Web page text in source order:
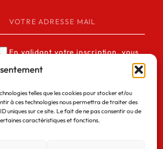
telles que les cookies pour stocker et/ou
à ces technologies nous permettra de traiter des
uniques sur ce site. Le fait de ne pas consentir ou de
caractéristiques et fonctions.
En validant votre inscription, vous
acceptez que Media12 mémorise et
utilise votre adresse email dans le but
de vous envoyer notre lettre
d’informations. Consulter notre
politique de confidentialité des